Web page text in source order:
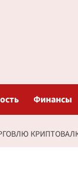
Финансы